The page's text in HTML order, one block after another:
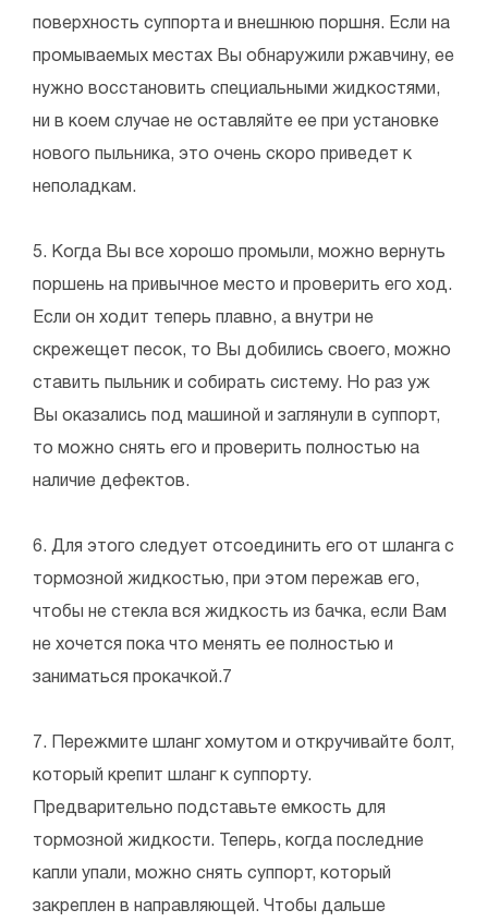
поверхность суппорта и внешнюю поршня. Если на
промываемых местах Вы обнаружили ржавчину, ее
нужно восстановить специальными жидкостями,
ни в коем случае не оставляйте ее при установке
нового пыльника, это очень скоро приведет к
неполадкам.
5. Когда Вы все хорошо промыли, можно вернуть
поршень на привычное место и проверить его ход.
Если он ходит теперь плавно, а внутри не
скрежещет песок, то Вы добились своего, можно
ставить пыльник и собирать систему. Но раз уж
Вы оказались под машиной и заглянули в суппорт,
то можно снять его и проверить полностью на
наличие дефектов.
6. Для этого следует отсоединить его от шланга с
тормозной жидкостью, при этом пережав его,
чтобы не стекла вся жидкость из бачка, если Вам
не хочется пока что менять ее полностью и
заниматься прокачкой.7
7. Пережмите шланг хомутом и откручивайте болт,
который крепит шланг к суппорту.
Предварительно подставьте емкость для
тормозной жидкости. Теперь, когда последние
капли упали, можно снять суппорт, который
закреплен в направляющей. Чтобы дальше